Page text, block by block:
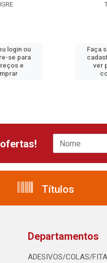
login ou
se para
e
Faça
ver
Títulos
Departamentos
ADESIVOS/COLAS/